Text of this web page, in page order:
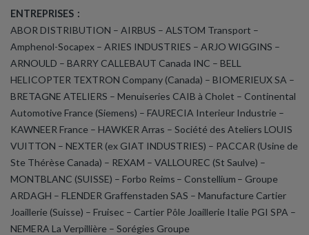
ENTREPRISES :
ABOR DISTRIBUTION – AIRBUS – ALSTOM Transport –
Amphenol-Socapex – ARIES INDUSTRIES – ARJO WIGGINS –
ARNOULD – BARRY CALLEBAUT Canada INC – BELL
HELICOPTER TEXTRON Company (Canada) – BIOMERIEUX SA –
BRETAGNE ATELIERS – Menuiseries CAIB à Cholet – Continental
Automotive France (Siemens) – FAURECIA Interieur Industrie –
KAWNEER France – HAWKER Arras – Société des Ateliers LOUIS
VUITTON – NEXTER (ex GIAT INDUSTRIES) – PACCAR (Usine de
Ste Thérèse Canada) – REXAM – VALLOUREC (St Saulve) –
MONTBLANC (SUISSE) – Forbo Reims – Constellium – Groupe
ARDAGH – FLENDER Graffenstaden SAS – Manufacture Cartier
Joaillerie (Suisse) – Fruisec – Cartier Pôle Joaillerie Italie PGI SPA –
NEMERA La Verpillière – Sorégies Groupe